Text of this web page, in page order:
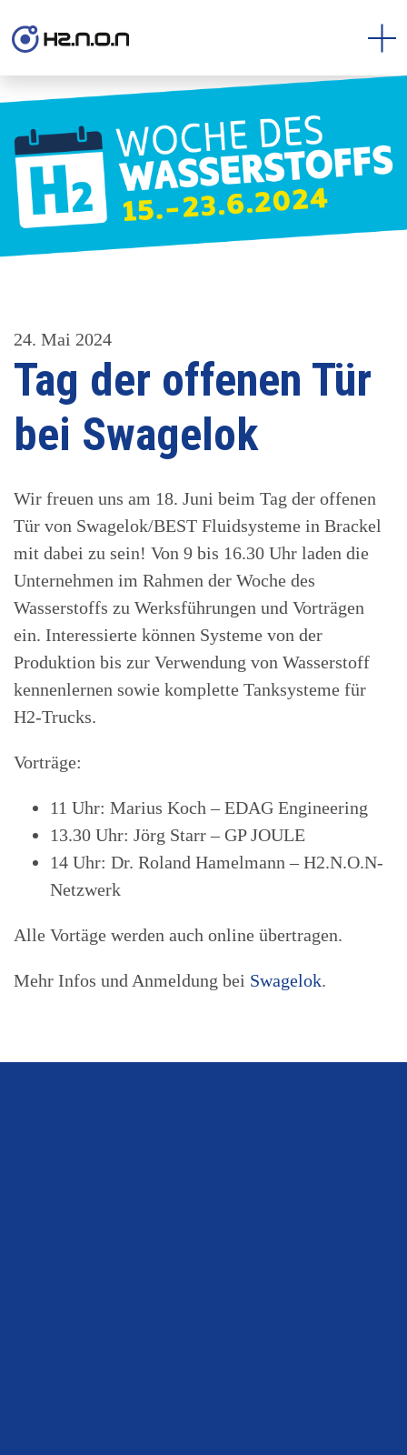
24. Mai 2024
Tag der offenen Tür
bei Swagelok
Wir freuen uns am 18. Juni beim Tag der offenen
Tür von Swagelok/BEST Fluidsysteme in Brackel
mit dabei zu sein! Von 9 bis 16.30 Uhr laden die
Unternehmen im Rahmen der Woche des
Wasserstoffs zu Werksführungen und Vorträgen
ein. Interessierte können Systeme von der
Produktion bis zur Verwendung von Wasserstoff
kennenlernen sowie komplette Tanksysteme für
H2-Trucks.
Vorträge:
11 Uhr: Marius Koch – EDAG Engineering
13.30 Uhr: Jörg Starr – GP JOULE
14 Uhr: Dr. Roland Hamelmann – H2.N.O.N-
Netzwerk
Alle Vortäge werden auch online übertragen.
Mehr Infos und Anmeldung bei Swagelok.